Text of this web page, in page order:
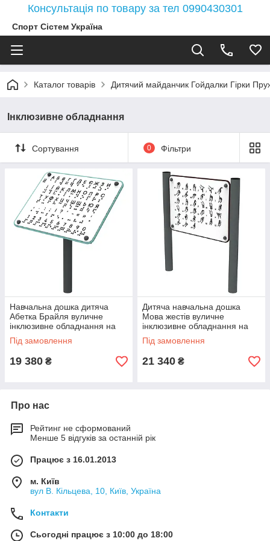
Консультація по товару за тел 0990430301
Спорт Сістем Україна
Каталог товарів Дитячий майданчик Гойдалки Гірки
Інклюзивне обладнання
Сортування 0 Фільтри
Навчальна дошка дитяча
Абетка Брайля вуличне
інклюзивне обладнання на
майданчик
Під замовлення
19 380 ₴
Дитяча навчальна дошка
Мова жестів вуличне
інклюзивне обладнання на
майданчик
Під замовлення
21 340 ₴
Про нас
Рейтинг не сформований
Менше 5 відгуків за останній рік
Працює з 16.01.2013
м. Київ
вул В. Кільцева, 10, Київ, Україна
Контакти
Сьогодні працює з 10:00 до 18:00